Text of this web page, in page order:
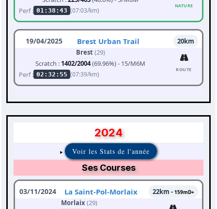
Perf : 01:38:43 (07:03/km)
NATURE
19/04/2025 Brest Urban Trail
20km
Brest(29)
Scratch : 1402/2004(69.96%) - 15/M6M
Perf : 02:32:55 (07:39/km)
ROUTE
2024
Voir les Stats de l'année
Ses Courses
03/11/2024 La Saint-Pol-Morlaix 22km - 159mD+
Morlaix(29)